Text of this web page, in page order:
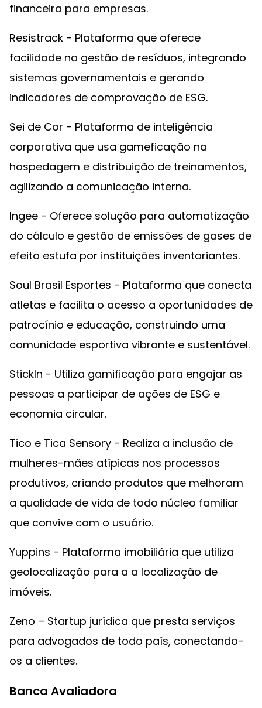
financeira para empresas.
Resistrack - Plataforma que oferece
facilidade na gestão de resíduos, integrando
sistemas governamentais e gerando
indicadores de comprovação de ESG.
Sei de Cor - Plataforma de inteligência
corporativa que usa gameficação na
hospedagem e distribuição de treinamentos,
agilizando a comunicação interna.
Ingee - Oferece solução para automatização
do cálculo e gestão de emissões de gases de
efeito estufa por instituições inventariantes.
Soul Brasil Esportes - Plataforma que conecta
atletas e facilita o acesso a oportunidades de
patrocínio e educação, construindo uma
comunidade esportiva vibrante e sustentável.
StickIn - Utiliza gamificação para engajar as
pessoas a participar de ações de ESG e
economia circular.
Tico e Tica Sensory - Realiza a inclusão de
mulheres-mães atípicas nos processos
produtivos, criando produtos que melhoram
a qualidade de vida de todo núcleo familiar
que convive com o usuário.
Yuppins - Plataforma imobiliária que utiliza
geolocalização para a a localização de
imóveis.
Zeno – Startup jurídica que presta serviços
para advogados de todo país, conectando-
os a clientes.
Banca Avaliadora